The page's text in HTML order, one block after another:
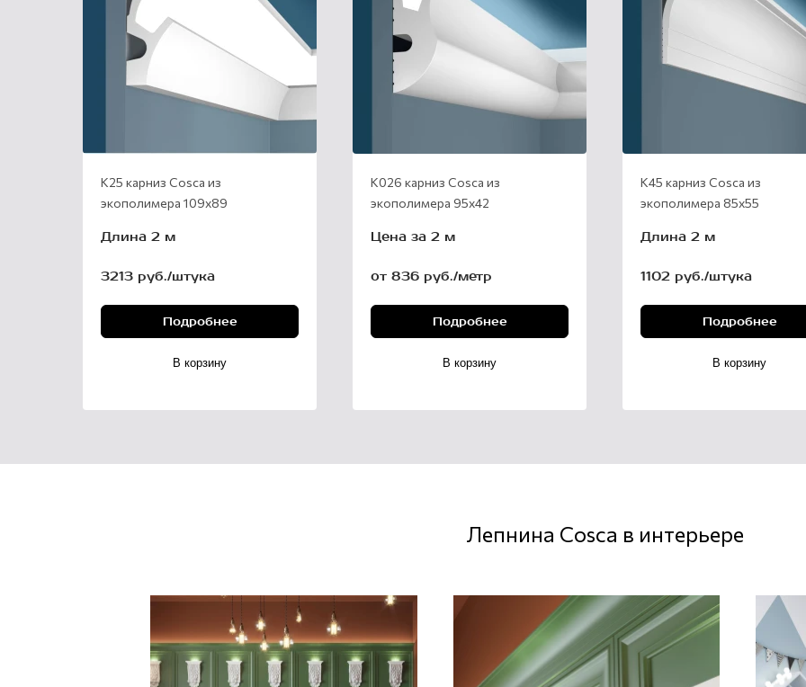
К25 карниз Cosca из
экополимера 109х89
Длина 2 м
3213 руб./штука
Подробнее
В корзину
К026 карниз Cosca из
экополимера 95х42
Цена за 2 м
от 836 руб./метр
Подробнее
В корзину
К45 карниз Cosca из
экополимера 85х55
Длина 2 м
1102 руб./штука
Подробнее
В корзину
Лепнина Cosca в интерьере